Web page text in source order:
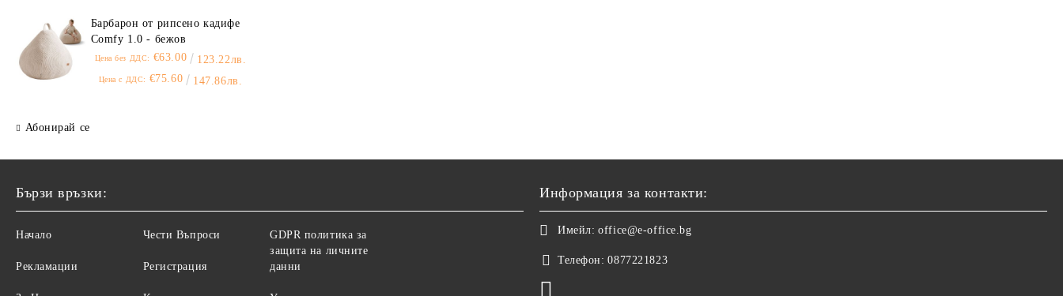
Барбарон от рипсено кадифе
Comfy 1.0 - бежов
Цена без ДДС: €63.00 123.22лв.
Цена с ДДС: €75.60 147.86лв.
Абонирай се
Бързи връзки:
Начало
Рекламации
Чести Въпроси
Регистрация
GDPR политика за
защита на личните
данни
Информация за контакти:
Имейл: office@e-office.bg
Телефон: 0877221823